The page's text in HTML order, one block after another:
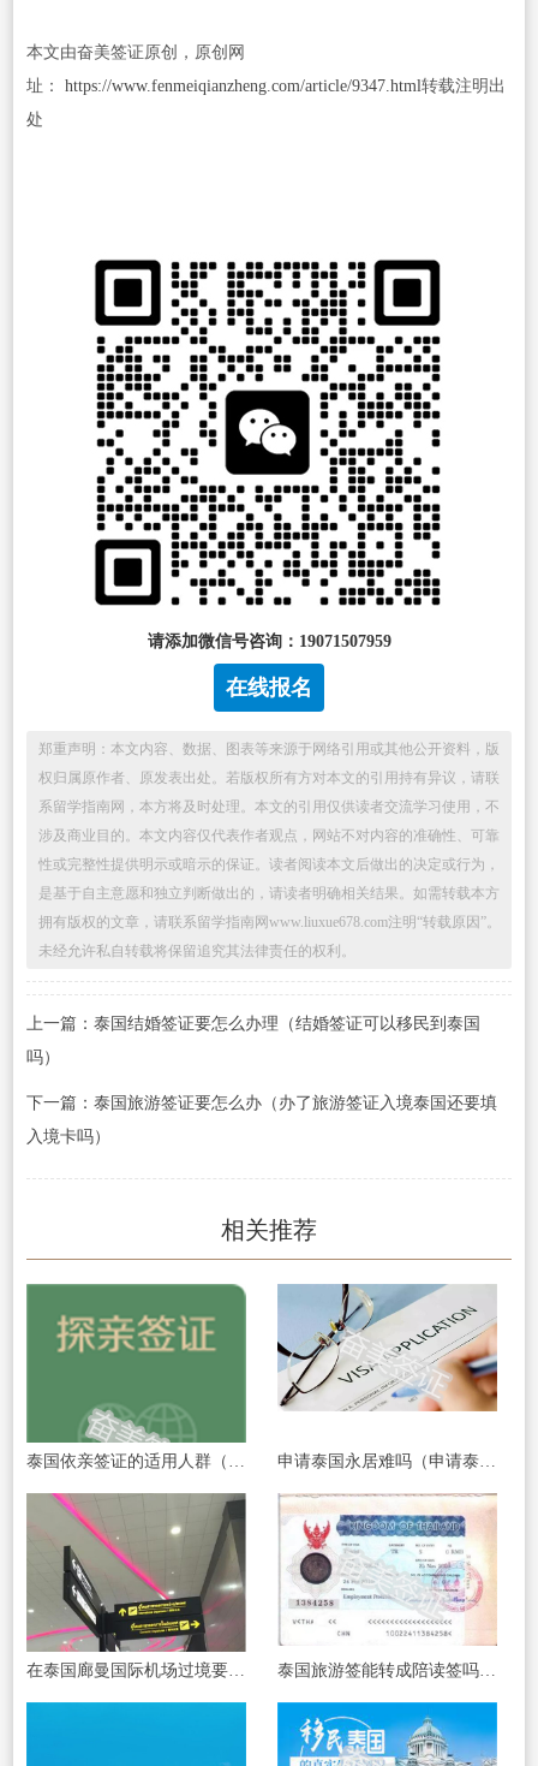
本文由奋美签证原创，原创网
址： https://www.fenmeiqianzheng.com/article/9347.html转载注明出
处
请添加微信号咨询：19071507959
在线报名
郑重声明：本文内容、数据、图表等来源于网络引用或其他公开资料，版
权归属原作者、原发表出处。若版权所有方对本文的引用持有异议，请联
系留学指南网，本方将及时处理。本文的引用仅供读者交流学习使用，不
涉及商业目的。本文内容仅代表作者观点，网站不对内容的准确性、可靠
性或完整性提供明示或暗示的保证。读者阅读本文后做出的决定或行为，
是基于自主意愿和独立判断做出的，请读者明确相关结果。如需转载本方
拥有版权的文章，请联系留学指南网www.liuxue678.com注明“转载原因”。
未经允许私自转载将保留追究其法律责任的权利。
上一篇：泰国结婚签证要怎么办理（结婚签证可以移民到泰国
吗）
下一篇：泰国旅游签证要怎么办（办了旅游签证入境泰国还要填
入境卡吗）
相关推荐
申请泰国永居难吗（申请泰国永居条件）
在泰国廊曼国际机场过境要办签证吗（办泰国过境签证要什么材料） 泰国旅游签能转成陪读签吗（旅游签证转签要注意什么）